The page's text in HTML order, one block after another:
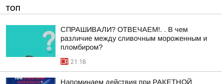
ТОП
СПРАШИВАЛИ? ОТВЕЧАЕМ!. . В чем
различие между сливочным мороженным и
пломбиром?
21:18
Напоминаем действия при РАКЕТНОЙ